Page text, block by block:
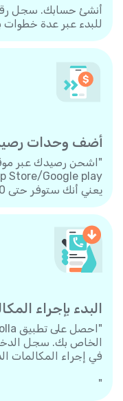
للبدء عبر عدة
أضف وحدات
يعني أنك ستوفر حتى 30%. "
البدء بإجراء
الخاص بك. سجل
في إجراء المكالمات
"